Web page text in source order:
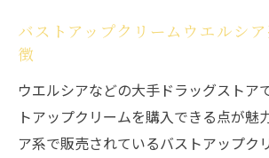
バストアップクリームウエルシ
徴
ウエルシアなどの大手ドラッグストア
トアップクリームを購入できる点が魅
ア系で販売されているバストアップク